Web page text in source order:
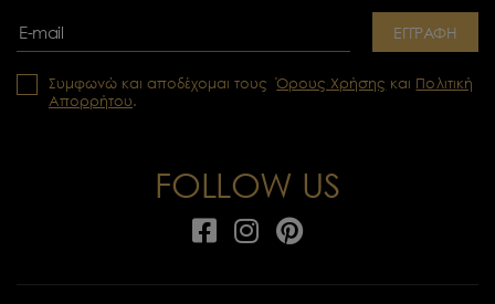
ΕΓΓΡΑΦΗ
Συμφωνώ και αποδέχομαι τουςΌρους Χρήσης και Πολιτική
Απορρήτου.
FOLLOW US